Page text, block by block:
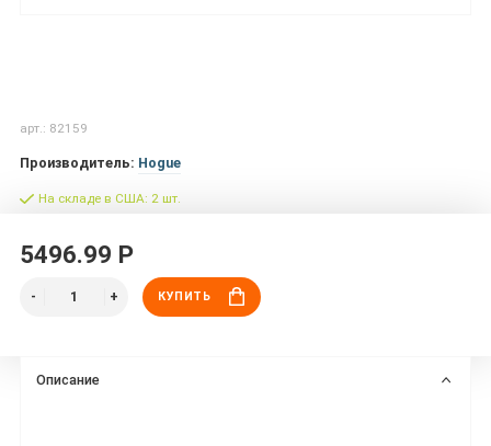
арт.: 82159
Производитель: Hogue
На складе в США: 2 шт.
5496.99 Р
КУПИТЬ
Описание